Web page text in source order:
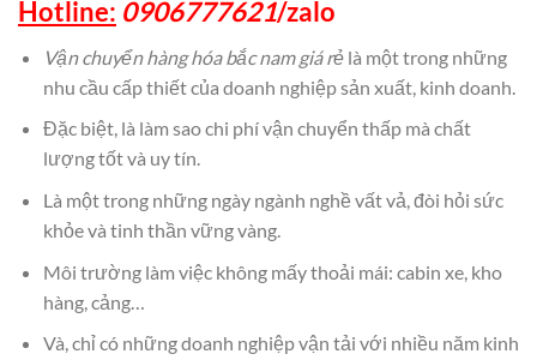
Hotline: 0906777621/zalo
Vận chuyển hàng hóa bắc nam giá rẻlà một trong những
nhu cầu cấp thiết của doanh nghiệp sản xuất, kinh doanh.
Đặc biệt, là làm sao chi phí vận chuyển thấp mà chất
lượng tốt và uy tín.
Là một trong những ngày ngành nghề vất vả, đòi hỏi sức
khỏe và tinh thần vững vàng.
Môi trường làm việc không mấy thoải mái: cabin xe, kho
hàng, cảng…
Và, chỉ có những doanh nghiệp vận tải với nhiều năm kinh